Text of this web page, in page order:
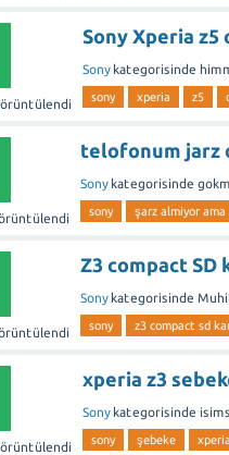
Sony Xperia
Sonykategorisinde
sony xperia z5
telofonum jarz
Sonykategorisinde
sony şarz almiyor
Z3 compact SD
Sonykategorisinde
sony z3 compact sd
xperia z3
Sonykategorisinde
sony şebeke